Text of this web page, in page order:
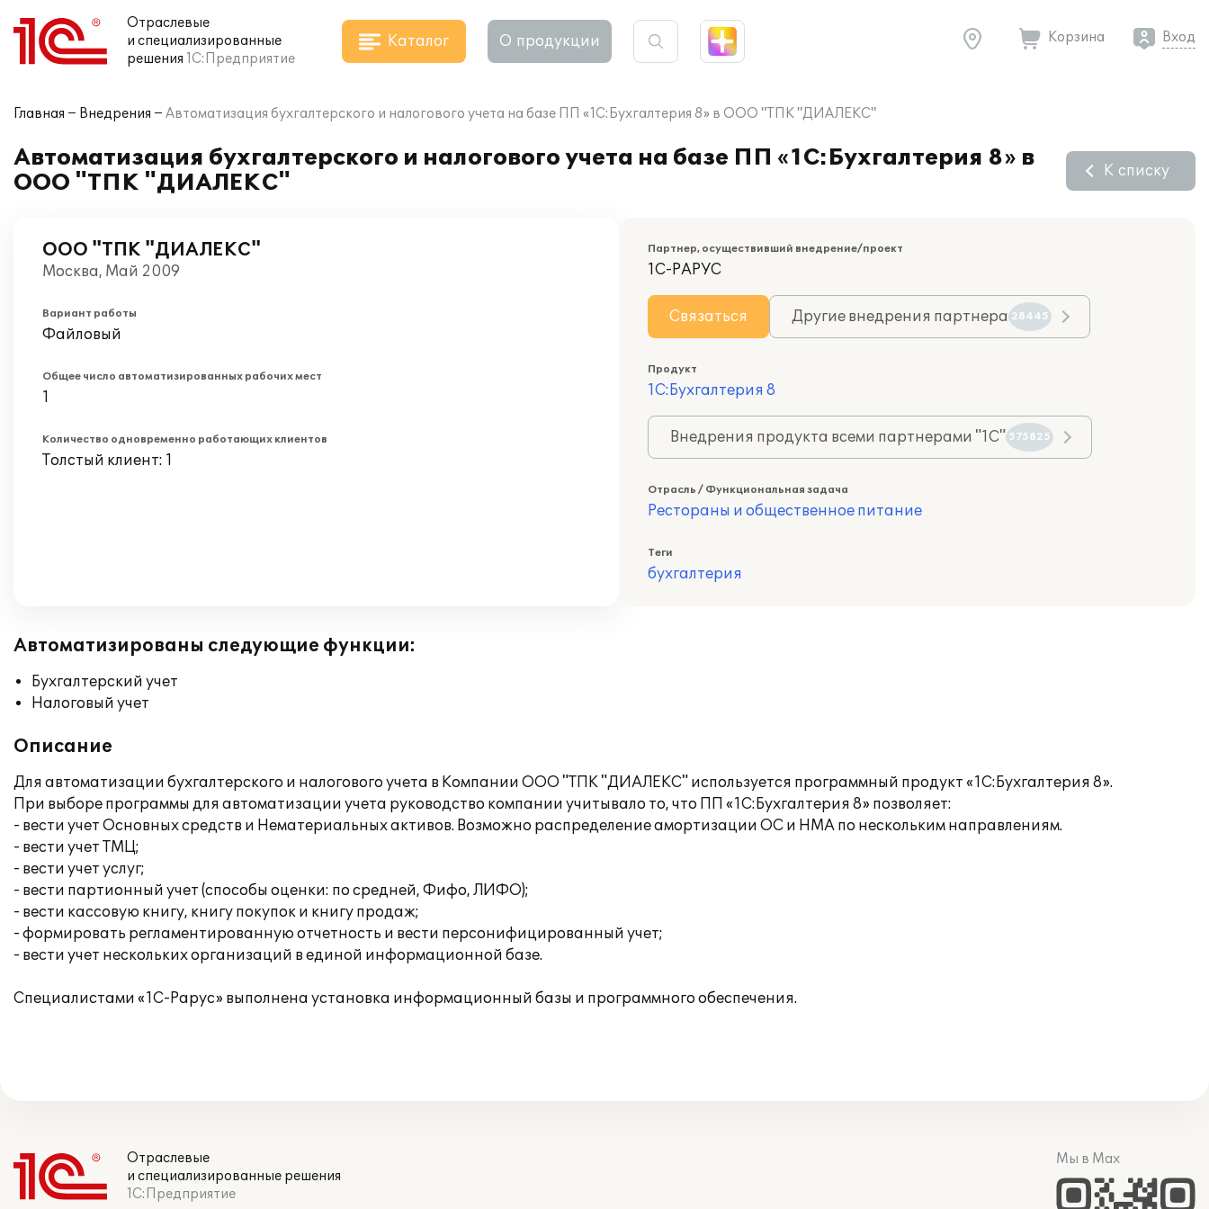
Отраслевые
и специализированные
решения 1С:Предприятие
Каталог О продукции Корзина Вход
Главная Внедрения Автоматизация бухгалтерского и налогового учета на базе ПП «1С:Бухгалтерия 8» в ООО "ТПК "ДИАЛЕКС"
Автоматизация бухгалтерского и налогового учета на базе ПП «1С:Бухгалтерия 8» в
ООО "ТПК "ДИАЛЕКС"
К списку
ООО "ТПК "ДИАЛЕКС"
Москва, Май 2009
Вариант работы
Файловый
Общее число автоматизированных рабочих мест
1
Количество одновременно работающих клиентов
Толстый клиент: 1
Партнер, осуществивший внедрение/проект
1С-РАРУС
Связаться Другие внедрения партнера 28445
Продукт
1С:Бухгалтерия 8
Внедрения продукта всеми партнерами "1С" 575825
Отрасль / Функциональная задача
Рестораны и общественное питание
Теги
бухгалтерия
Автоматизированы следующие функции:
Бухгалтерский учет
Налоговый учет
Описание
Для автоматизации бухгалтерского и налогового учета в Компании ООО "ТПК "ДИАЛЕКС" используется программный продукт «1С:Бухгалтерия 8».
При выборе программы для автоматизации учета руководство компании учитывало то, что ПП «1С:Бухгалтерия 8» позволяет:
- вести учет Основных средств и Нематериальных активов. Возможно распределение амортизации ОС и НМА по нескольким направлениям.
- вести учет ТМЦ;
- вести учет услуг;
- вести партионный учет (способы оценки: по средней, Фифо, ЛИФО);
- вести кассовую книгу, книгу покупок и книгу продаж;
- формировать регламентированную отчетность и вести персонифицированный учет;
- вести учет нескольких организаций в единой информационной базе.
Специалистами «1С-Рарус» выполнена установка информационный базы и программного обеспечения.
Отраслевые
и специализированные решения
1С:Предприятие
Мы в Max